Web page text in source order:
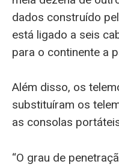
dados construído
está ligado a seis
para o continente a
Além disso, os
substituíram os
as consolas
“O grau de